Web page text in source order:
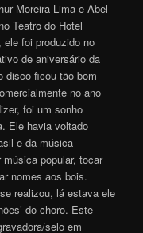
Moreira Lima e Abel
Teatro do Hotel
ele foi produzido no
de aniversário da
disco ficou tão bom
no ano
foi um sonho
Ele havia voltado
e da música
popular, tocar
nomes aos bois.
realizou, lá estava ele
do choro. Este
selo em